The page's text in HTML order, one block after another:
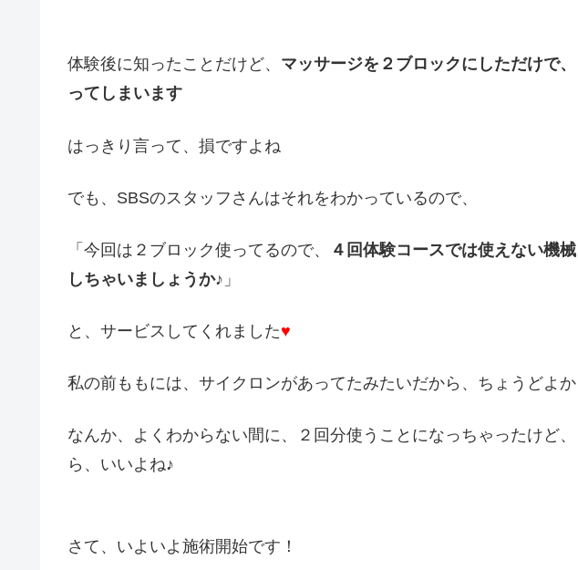
体験後に知ったことだけど、 マッサージを２ブロックにしただけで
ってしまいます
はっきり言って、損ですよね
でも、SBSのスタッフさんはそれをわかっているので、
「今回は２ブロック使ってるので、 ４回体験コースでは使えない機械
しちゃいましょうか♪ 」
と、サービスしてくれました♥
私の前ももには、サイクロンがあってたみたいだから、ちょうどよ
なんか、よくわからない間に、２回分使うことになっちゃったけど
ら、いいよね♪
さて、いよいよ施術開始です！